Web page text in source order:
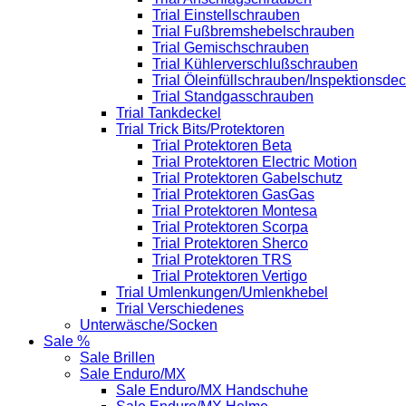
Trial Einstellschrauben
Trial Fußbremshebelschrauben
Trial Gemischschrauben
Trial Kühlerverschlußschrauben
Trial Öleinfüllschrauben/
Trial Standgasschrauben
Trial Tankdeckel
Trial Trick Bits/Protektoren
Trial Protektoren Beta
Trial Protektoren Electric Motion
Trial Protektoren Gabelschutz
Trial Protektoren GasGas
Trial Protektoren Montesa
Trial Protektoren Scorpa
Trial Protektoren Sherco
Trial Protektoren TRS
Trial Protektoren Vertigo
Trial Umlenkungen/Umlenkhebel
Trial Verschiedenes
Unterwäsche/Socken
Sale %
Sale Brillen
Sale Enduro/MX
Sale Enduro/MX Handschuhe